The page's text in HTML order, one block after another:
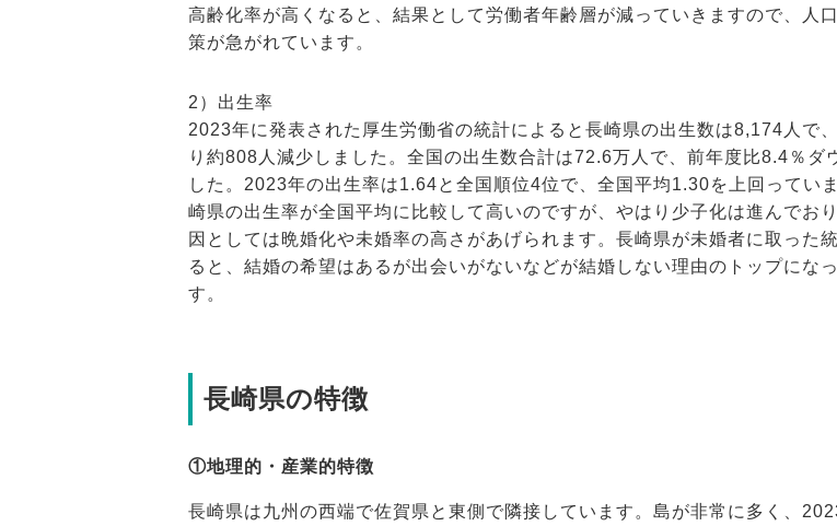
高齢化率が高くなると、結果として労働者年齢層が減っていきますので、人
策が急がれています。
2）出生率
2023年に発表された厚生労働省の統計によると長崎県の出生数は8,174人で
り約808人減少しました。全国の出生数合計は72.6万人で、前年度比8.4％ダ
した。2023年の出生率は1.64と全国順位4位で、全国平均1.30を上回ってい
崎県の出生率が全国平均に比較して高いのですが、やはり少子化は進んでお
因としては晩婚化や未婚率の高さがあげられます。長崎県が未婚者に取った
ると、結婚の希望はあるが出会いがないなどが結婚しない理由のトップにな
す。
長崎県の特徴
①地理的・産業的特徴
長崎県は九州の西端で佐賀県と東側で隣接しています。島が非常に多く、